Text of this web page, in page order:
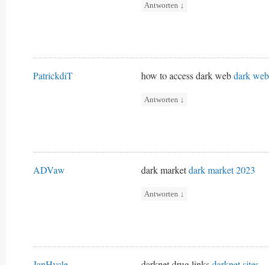
Antworten ↓
PatrickdiT how to access dark webdark
Antworten ↓
ADVaw dark marketdark market 2023
Antworten ↓